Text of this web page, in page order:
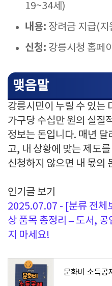
19~34세)
내용: 장려금 지급(지
신청: 강릉시청 홈페
맺음말
강릉시민이 누릴 수 있는
가구당 수십만 원의 실질
정보는 돈입니다. 매년 달
고, 내 상황에 맞는 제도
신청하지 않으면 내 몫의
인기글 보기
2025.07.07 - [분류 전체
상 품목 총정리 – 도서,
지 마세요!